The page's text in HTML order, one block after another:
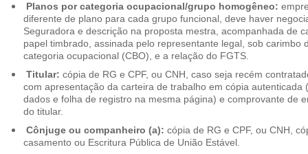
Planos por categoria ocupacional/grupo homogêneo:
diferente de plano para cada grupo funcional, deve haver
Seguradora e descrição na proposta mestra, acompanhada de
papel timbrado, assinada pelo representante legal, sob carimbo
categoria ocupacional (CBO), e a relação do FGTS.
Titular: cópia de RG e CPF, ou CNH, caso seja recém
com apresentação da carteira de trabalho em cópia autenticada
dados e folha de registro na mesma página) e comprovante de
do titular.
Cônjuge ou companheiro (a): cópia de RG e CPF, ou CNH,
casamento ou Escritura Pública de União Estável.